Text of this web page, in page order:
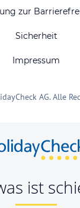
zur
Sicherheit
Impressum
AG. Alle
ist